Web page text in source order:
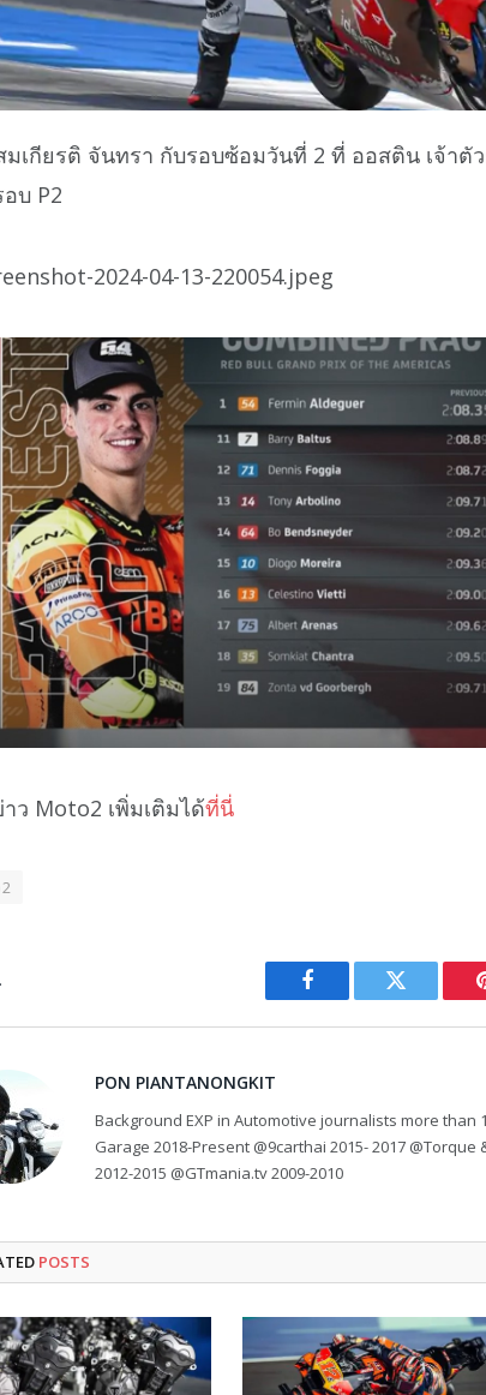
มเกียรติ จันทรา กับรอบซ้อมวันที่ 2 ที่ ออสติน เจ้าตัว
บ P2
ว Moto2 เพิ่มเติมได้ที่นี่
Facebook Twitter
PON PIANTANONGKIT
Background EXP in Automotive journalists more than
Garage 2018-Present @9carthai 2015- 2017
2012-2015 @GTmania.tv 2009-2010
POSTS